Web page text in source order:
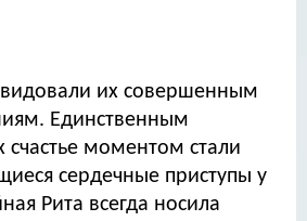
их совершенным
Единственным
моментом стали
сердечные приступы у
Рита всегда носила